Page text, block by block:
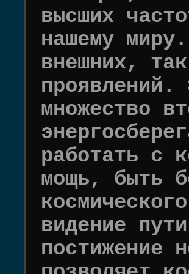
высших
нашему
внешних,
проявлений.
множество
работать с
мощь, быть
видение
постижение